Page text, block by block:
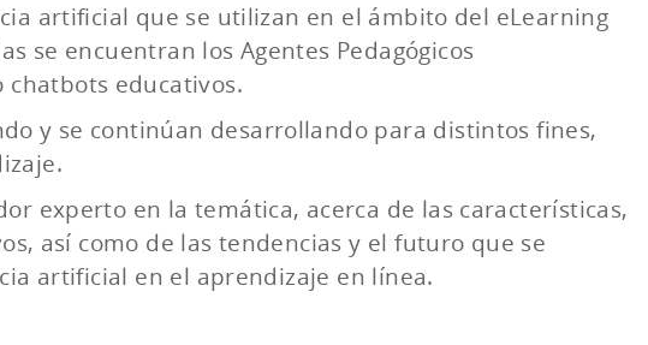
artificial que se utilizan en el ámbito del eLearning
se encuentran los Agentes Pedagógicos
chatbots educativos.
y se continúan desarrollando para distintos fines,
experto en la temática, acerca de las características,
así como de las tendencias y el futuro que se
artificial en el aprendizaje en línea.